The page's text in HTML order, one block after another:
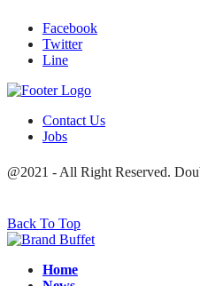
Facebook
Twitter
Line
Contact Us
Jobs
@2021 - All Right Reserved.
Back To Top
Home